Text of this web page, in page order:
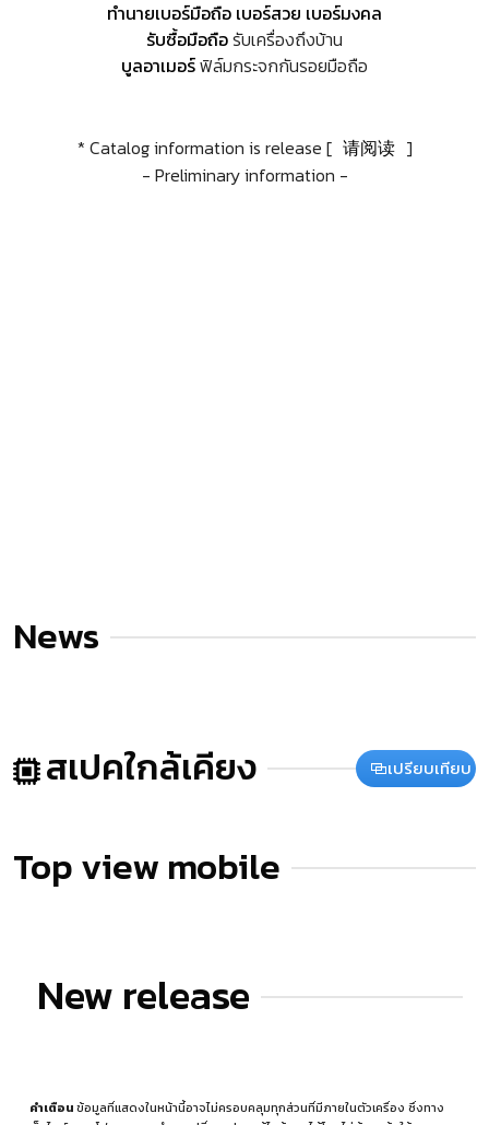
ทำนายเบอร์มือถือ เบอร์สวย เบอร์มงคล
รับซื้อมือถือรับเครื่องถึงบ้าน
บูลอาเมอร์ฟิล์มกระจกกันรอยมือถือ
* Catalog information is release [ 请阅读 ]
- Preliminary information -
News
สเปคใกล้เคียง เปรียบเทียบ
Top view mobile
New release
คำเตือนข้อมูลที่แสดงในหน้านี้อาจไม่ครอบคลุมทุกส่วนที่มีภายในตัวเครื่อง ซึ่งทาง